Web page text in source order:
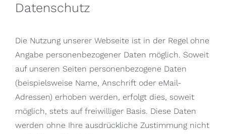
Datenschutz
Die Nutzung unserer Webseite ist in der Regel ohne
Angabe personenbezogener Daten möglich. Soweit
auf unseren Seiten personenbezogene Daten
(beispielsweise Name, Anschrift oder eMail-
Adressen) erhoben werden, erfolgt dies, soweit
möglich, stets auf freiwilliger Basis. Diese Daten
werden ohne Ihre ausdrückliche Zustimmung nicht